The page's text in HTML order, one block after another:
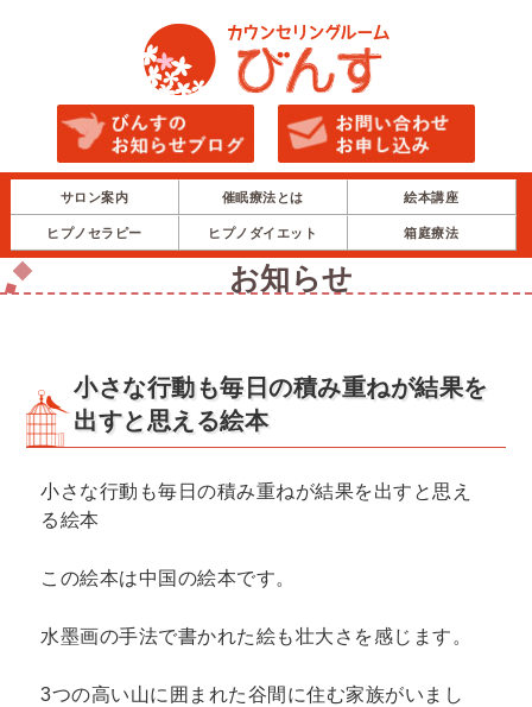
サロン案内 催眠療法とは 絵本講座
ヒプノセラピー ヒプノダイエット 箱庭療法
お知らせ
小さな行動も毎日の積み重ねが結果を
出すと思える絵本
小さな行動も毎日の積み重ねが結果を出すと思え
る絵本
この絵本は中国の絵本です。
水墨画の手法で書かれた絵も壮大さを感じます。
3つの高い山に囲まれた谷間に住む家族がいまし